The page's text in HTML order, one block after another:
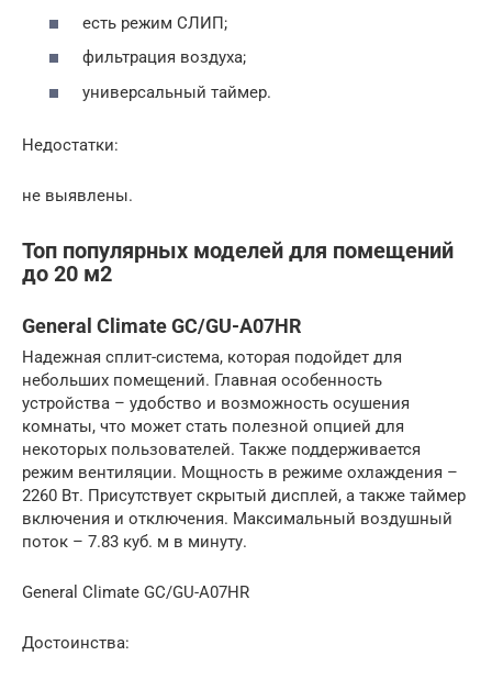
есть режим СЛИП;
фильтрация воздуха;
универсальный таймер.
Недостатки:
не выявлены.
Топ популярных моделей для помещений
до 20 м2
General Climate GC/GU-A07HR
Надежная сплит-система, которая подойдет для
небольших помещений. Главная особенность
устройства – удобство и возможность осушения
комнаты, что может стать полезной опцией для
некоторых пользователей. Также поддерживается
режим вентиляции. Мощность в режиме охлаждения –
2260 Вт. Присутствует скрытый дисплей, а также таймер
включения и отключения. Максимальный воздушный
поток – 7.83 куб. м в минуту.
General Climate GC/GU-A07HR
Достоинства: